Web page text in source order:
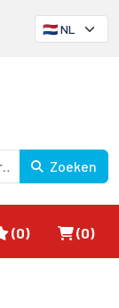
Zoeken
Favorieten
(0) (0)